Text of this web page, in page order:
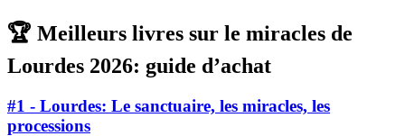
🏆 Meilleurs livres sur le miracles de
Lourdes 2026: guide d’achat
#1 - Lourdes: Le sanctuaire, les miracles, les
processions